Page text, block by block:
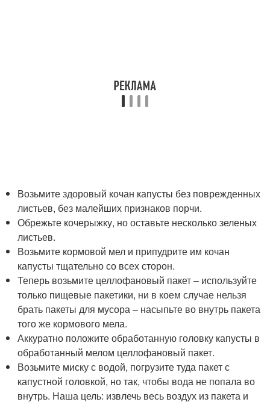
Возьмите здоровый кочан капусты без поврежденных
листьев, без малейших признаков порчи.
Обрежьте кочерыжку, но оставьте несколько зеленых
листьев.
Возьмите кормовой мел и припудрите им кочан
капусты тщательно со всех сторон.
Теперь возьмите целлофановый пакет – используйте
только пищевые пакетики, ни в коем случае нельзя
брать пакеты для мусора – насыпьте во внутрь пакета
того же кормового мела.
Аккуратно положите обработанную головку капусты в
обработанный мелом целлофановый пакет.
Возьмите миску с водой, погрузите туда пакет с
капустной головкой, но так, чтобы вода не попала во
внутрь. Наша цель: извлечь весь воздух из пакета и